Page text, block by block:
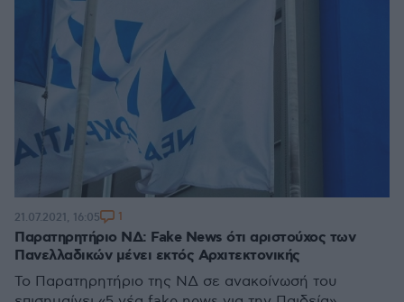
Παρατηρητήριο ΝΔ: Fake News ότι αριστούχος των
Πανελλαδικών μένει εκτός Αρχιτεκτονικής
Το Παρατηρητήριο της ΝΔ σε ανακοίνωσή του
21.07.2021, 16:05 1